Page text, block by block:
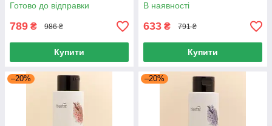
Готово до відправки
789 ₴ 986 ₴
Купити
В наявності
633 ₴ 791 ₴
Купити
–20% –20%